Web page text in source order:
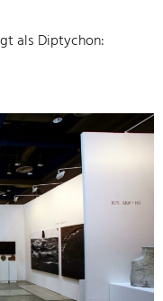
als Diptychon: